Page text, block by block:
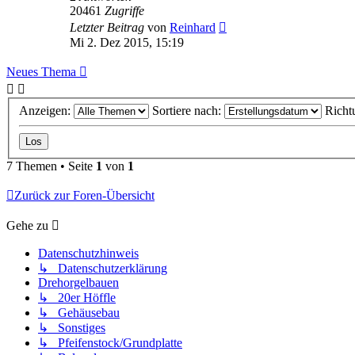
20461 Zugriffe
Letzter Beitrag von Reinhard
Mi 2. Dez 2015, 15:19
Neues Thema
Anzeigen: Sortiere nach:
7 Themen • Seite 1 von 1
Zurück zur Foren-Übersicht
Gehe zu
Datenschutzhinweis
↳ Datenschutzerklärung
Drehorgelbauen
↳ 20er Höffle
↳ Gehäusebau
↳ Sonstiges
↳ Pfeifenstock/Grundplatte